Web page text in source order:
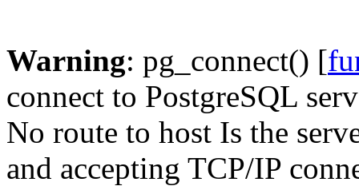
Warning: pg_connect() [
connect to PostgreSQL
No route to host Is the
and accepting TCP/IP